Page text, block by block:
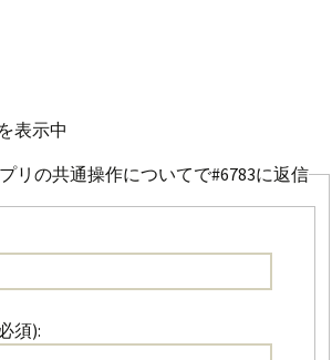
表示中
リの共通操作についてで#6783に返信
須):